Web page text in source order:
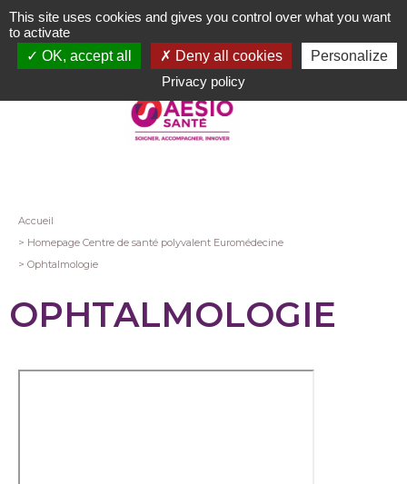
Aller
au
contenu
Fil
d'Ariane
Accueil
Homepage Centre de santé polyvalent Euromédecine
Ophtalmologie
OPHTALMOLOGIE
This site uses cookies and gives you control over what you want
to activate
OK, accept all
Deny all cookies
Personalize
Privacy policy